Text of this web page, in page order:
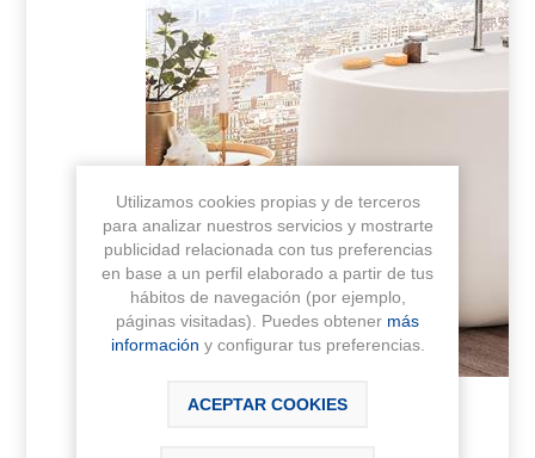
Utilizamos cookies propias y de terceros
para analizar nuestros servicios y mostrarte
publicidad relacionada con tus preferencias
en base a un perfil elaborado a partir de tus
hábitos de navegación (por ejemplo,
páginas visitadas). Puedes obtener más
información y configurar tus preferencias.
ACEPTAR COOKIES